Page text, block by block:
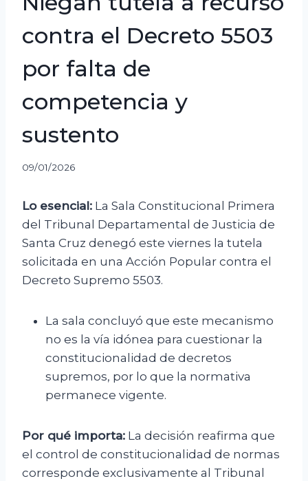
contra el Decreto 5503
por falta de
competencia y
sustento
09/01/2026
Lo esencial: La Sala Constitucional Primera
del Tribunal Departamental de Justicia de
Santa Cruz denegó este viernes la tutela
solicitada en una Acción Popular contra el
Decreto Supremo 5503.
La sala concluyó que este mecanismo
no es la vía idónea para cuestionar la
constitucionalidad de decretos
supremos, por lo que la normativa
permanece vigente.
Por qué importa: La decisión reafirma que
el control de constitucionalidad de normas
corresponde exclusivamente al Tribunal